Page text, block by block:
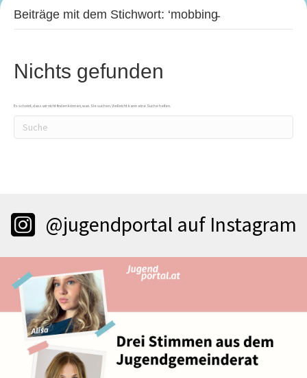
Beiträge mit dem Stichwort: ‘mobbing̵
Nichts gefunden
Es scheint, dass wir nicht finden können, was Sie suchen. Vielleicht kann eine Suche helfen.
@jugendportal auf Instagram